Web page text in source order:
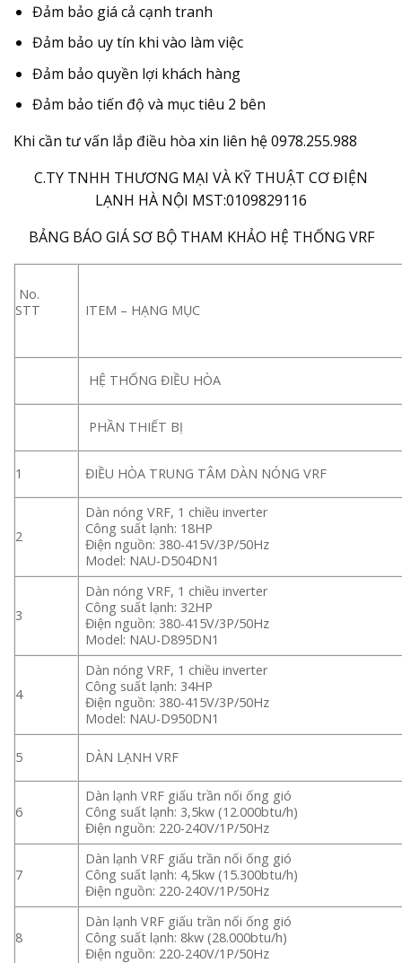
Đảm bảo giá cả cạnh tranh
Đảm bảo uy tín khi vào làm việc
Đảm bảo quyền lợi khách hàng
Đảm bảo tiến độ và mục tiêu 2 bên
Khi cần tư vấn lắp điều hòa xin liên hệ 0978.255.988
C.TY TNHH THƯƠNG MẠI VÀ KỸ THUẬT CƠ ĐIỆN
LẠNH HÀ NỘI MST:0109829116
BẢNG BÁO GIÁ SƠ BỘ THAM KHẢO HỆ THỐNG VRF
No.
STT
ITEM – HẠNG MỤC
HỆ THỐNG ĐIỀU HÒA
PHẦN THIẾT BỊ
1 ĐIỀU HÒA TRUNG TÂM DÀN NÓNG VRF
2
Dàn nóng VRF, 1 chiều inverter
Công suất lạnh: 18HP
Điện nguồn: 380-415V/3P/50Hz
Model: NAU-D504DN1
3
Dàn nóng VRF, 1 chiều inverter
Công suất lạnh: 32HP
Điện nguồn: 380-415V/3P/50Hz
Model: NAU-D895DN1
4
Dàn nóng VRF, 1 chiều inverter
Công suất lạnh: 34HP
Điện nguồn: 380-415V/3P/50Hz
Model: NAU-D950DN1
5 DÀN LẠNH VRF
6
Dàn lạnh VRF giấu trần nối ống gió
Công suất lạnh: 3,5kw (12.000btu/h)
Điện nguồn: 220-240V/1P/50Hz
7
Dàn lạnh VRF giấu trần nối ống gió
Công suất lạnh: 4,5kw (15.300btu/h)
Điện nguồn: 220-240V/1P/50Hz
8
Dàn lạnh VRF giấu trần nối ống gió
Công suất lạnh: 8kw (28.000btu/h)
Điện nguồn: 220-240V/1P/50Hz